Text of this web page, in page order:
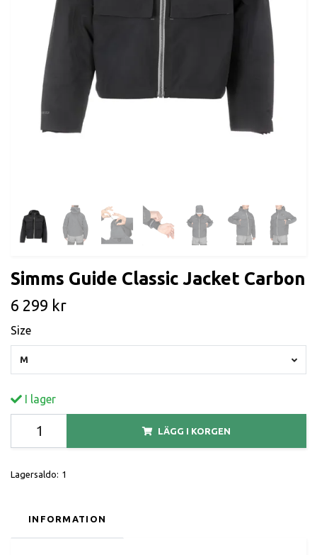
Simms Guide Classic Jacket Carbon
6 299 kr
Size
M
I lager
LÄGG I KORGEN
Lagersaldo: 1
INFORMATION